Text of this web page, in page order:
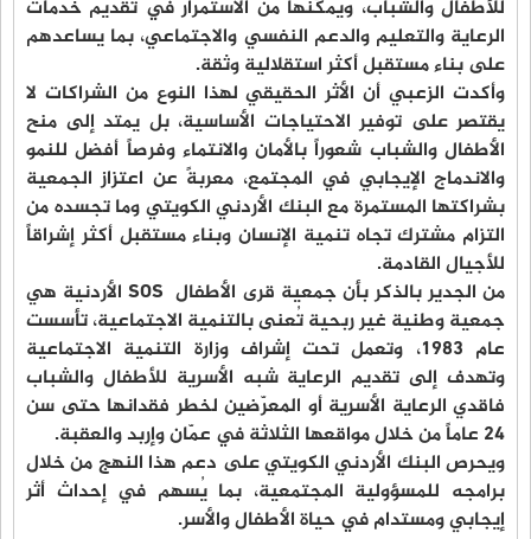
للأطفال والشباب، ويُمكّنها من الاستمرار في تقديم خدمات
الرعاية والتعليم والدعم النفسي والاجتماعي، بما يساعدهم
على بناء مستقبل أكثر استقلالية وثقة.
وأكدت الزعبي أن الأثر الحقيقي لهذا النوع من الشراكات لا
يقتصر على توفير الاحتياجات الأساسية، بل يمتد إلى منح
الأطفال والشباب شعوراً بالأمان والانتماء وفرصاً أفضل للنمو
والاندماج الإيجابي في المجتمع، معربةً عن اعتزاز الجمعية
بشراكتها المستمرة مع البنك الأردني الكويتي وما تجسده من
التزام مشترك تجاه تنمية الإنسان وبناء مستقبل أكثر إشراقاً
للأجيال القادمة.
من الجدير بالذكر بأن جمعية قرى الأطفال SOS الأردنية هي
جمعية وطنية غير ربحية تُعنى بالتنمية الاجتماعية، تأسست
عام 1983، وتعمل تحت إشراف وزارة التنمية الاجتماعية
وتهدف إلى تقديم الرعاية شبه الأسرية للأطفال والشباب
فاقدي الرعاية الأسرية أو المعرّضين لخطر فقدانها حتى سن
24 عاماً من خلال مواقعها الثلاثة في عمّان وإربد والعقبة.
ويحرص البنك الأردني الكويتي على دعم هذا النهج من خلال
برامجه للمسؤولية المجتمعية، بما يُسهم في إحداث أثر
إيجابي ومستدام في حياة الأطفال والأسر.